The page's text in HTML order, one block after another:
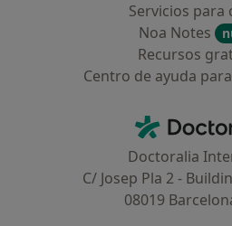
Servicios para
Noa Notes
Recursos
Centro de ayuda
Doctoralia
C/ Josep Pla 2 -
08019